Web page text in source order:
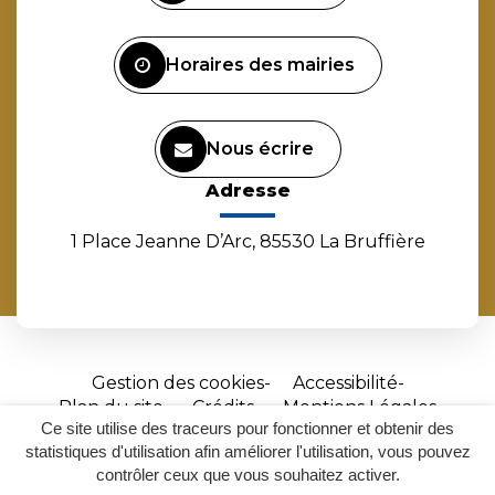
Ce site utilise des traceurs pour fonctionner et obtenir des
statistiques d'utilisation afin améliorer l'utilisation, vous pouvez
contrôler ceux que vous souhaitez activer.
comptecomptecompte
chaîne
Horaires des mairies
Nous écrire
Adresse
1 Place Jeanne D’Arc, 85530 La Bruffière
Gestion des cookies
Accessibilité
Plan du site
Crédits
Mentions Légales
Site
réalisé